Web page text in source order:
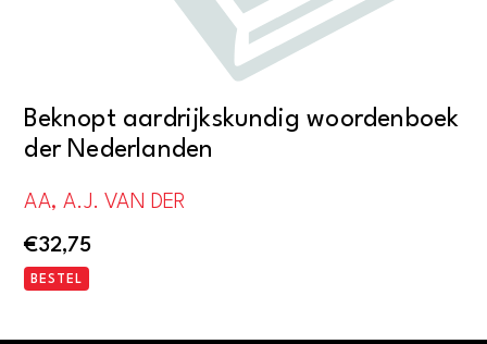
Beknopt aardrijkskundig woordenboek
der Nederlanden
AA, A.J. VAN DER
€32,75
BESTEL